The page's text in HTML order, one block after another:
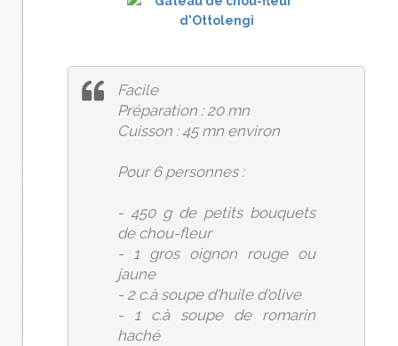
Facile
Préparation : 20 mn
Cuisson : 45 mn environ
Pour 6 personnes :
- 450 g de petits bouquets
de chou-fleur
- 1 gros oignon rouge ou
jaune
- 2 c.à soupe d'huile d'olive
- 1 c.à soupe de romarin
haché